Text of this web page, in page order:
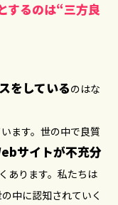
するのは“三方良
をしているのはな
ます。世の中で良質
サイトが不充分
あります。私たちは
中に認知されていく